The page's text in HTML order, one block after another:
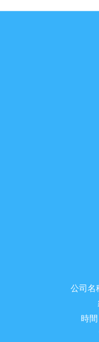
公司名
時